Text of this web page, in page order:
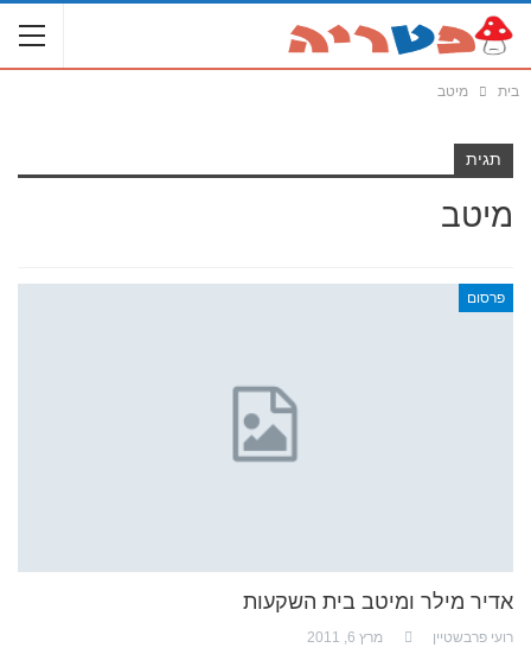
בית מיטב
תגית
מיטב
פרסום
אדיר מילר ומיטב בית השקעות
רועי פרבשטיין מרץ 6, 2011